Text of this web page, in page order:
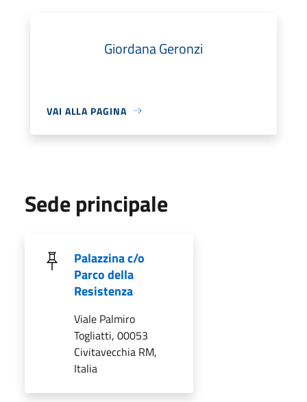
Giordana Geronzi
VAI ALLA PAGINA
Sede principale
Palazzina c/o
Parco della
Resistenza
Viale Palmiro
Togliatti, 00053
Civitavecchia RM,
Italia